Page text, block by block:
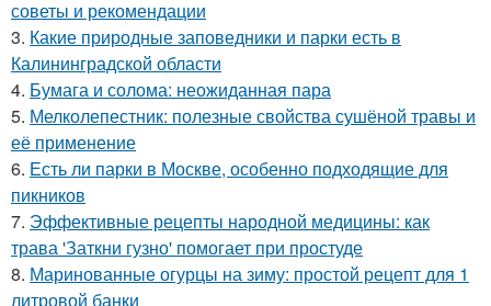
советы и рекомендации
3. Какие природные заповедники и парки есть в
Калининградской области
4. Бумага и солома: неожиданная пара
5. Мелколепестник: полезные свойства сушёной травы и
её применение
6. Есть ли парки в Москве, особенно подходящие для
пикников
7. Эффективные рецепты народной медицины: как
трава 'Заткни гузно' помогает при простуде
8. Маринованные огурцы на зиму: простой рецепт для 1
литровой банки